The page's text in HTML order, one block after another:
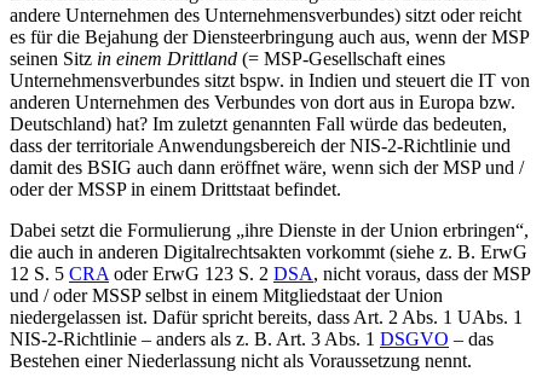
andere Unternehmen des Unternehmensverbundes) sitzt oder reicht
es für die Bejahung der Diensteerbringung auch aus, wenn der MSP
seinen Sitz in einem Drittland (= MSP-Gesellschaft eines
Unternehmensverbundes sitzt bspw. in Indien und steuert die IT von
anderen Unternehmen des Verbundes von dort aus in Europa bzw.
Deutschland) hat? Im zuletzt genannten Fall würde das bedeuten,
dass der territoriale Anwendungsbereich der NIS-2-Richtlinie und
damit des BSIG auch dann eröffnet wäre, wenn sich der MSP und /
oder der MSSP in einem Drittstaat befindet.
Dabei setzt die Formulierung „ihre Dienste in der Union erbringen“,
die auch in anderen Digitalrechtsakten vorkommt (siehe z. B. ErwG
12 S. 5 CRA oder ErwG 123 S. 2 DSA, nicht voraus, dass der MSP
und / oder MSSP selbst in einem Mitgliedstaat der Union
niedergelassen ist. Dafür spricht bereits, dass Art. 2 Abs. 1 UAbs. 1
NIS-2-Richtlinie – anders als z. B. Art. 3 Abs. 1 DSGVO – das
Bestehen einer Niederlassung nicht als Voraussetzung nennt.